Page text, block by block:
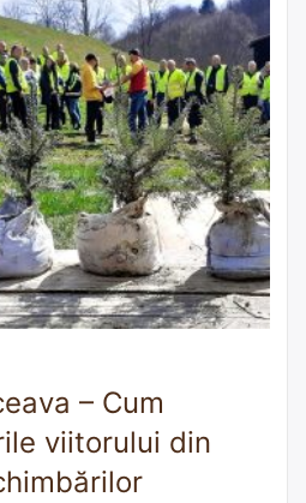
– Cum
viitorului din